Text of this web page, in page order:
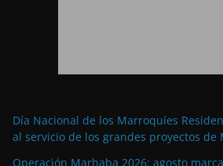
Día Nacional de los Marroquíes
al servicio de los grandes proyectos de
Operación Marhaba 2026: agosto